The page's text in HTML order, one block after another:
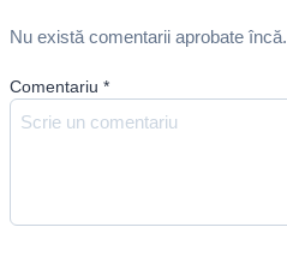
Nu există comentarii aprobate încă.
Comentariu *